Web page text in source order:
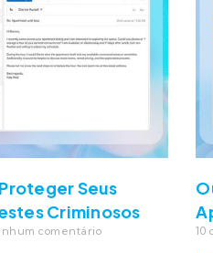
Seus
Criminosos
comentário 10